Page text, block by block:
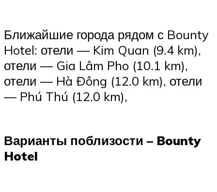
Ближайшие города рядом с Bounty
Hotel: отели — Kim Quan (9.4 km),
отели — Gia Lâm Pho (10.1 km),
отели — Hà Ðông (12.0 km), отели
— Phú Thú (12.0 km),
Варианты поблизости – Bounty
Hotel